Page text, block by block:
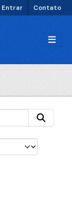
Entrar Contato